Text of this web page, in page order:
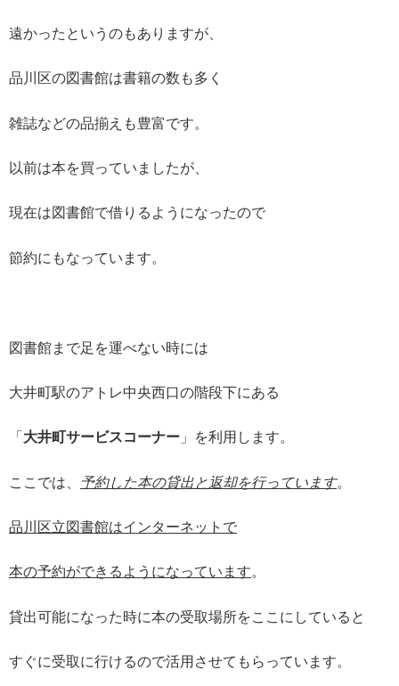
遠かったというのもありますが、
品川区の図書館は書籍の数も多く
雑誌などの品揃えも豊富です。
以前は本を買っていましたが、
現在は図書館で借りるようになったので
節約にもなっています。
図書館まで足を運べない時には
大井町駅のアトレ中央西口の階段下にある
「 大井町サービスコーナー 」を利用します。
ここでは、 予約した本の貸出と返却を行っています。
品川区立図書館はインターネットで
本の予約ができるようになっています。
貸出可能になった時に本の受取場所をここにしていると
すぐに受取に行けるので活用させてもらっています。